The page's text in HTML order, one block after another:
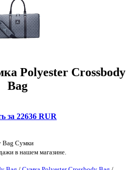
Polyester Crossbody
Bag
за 22636 RUR
Bag Сумки
в нашем магазине.